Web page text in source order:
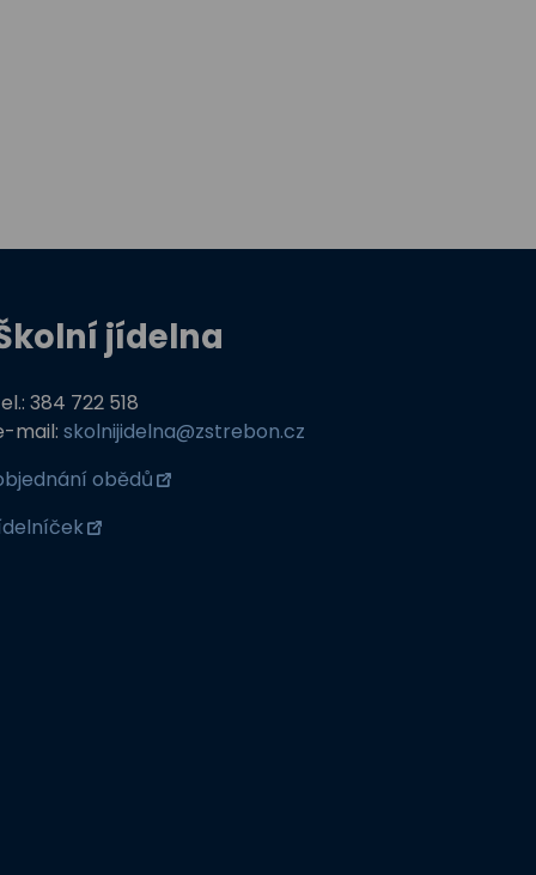
jídelna
384 722 518
mail:skolnijidelna@zstrebon.cz
obědů